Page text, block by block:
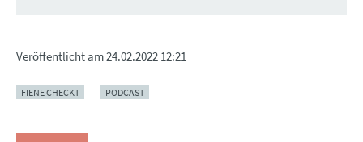
Veröffentlicht am24.02.2022 12:21
FIENE CHECKT PODCAST